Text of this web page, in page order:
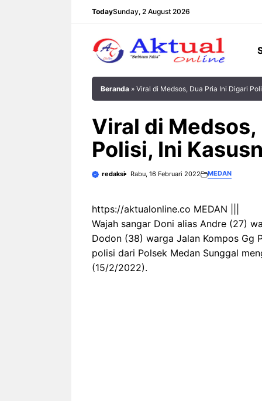
TodaySunday, 2 August 2026
Beranda » Viral di Medsos, Dua Pria Ini Digari
Viral di Medsos,
Polisi, Ini
redaksi Rabu, 16 Februari 2022 MEDAN
https://aktualonline.co MEDAN |||
Wajah sangar Doni alias Andre (27)
Dodon (38) warga Jalan Kompos Gg
polisi dari Polsek Medan Sunggal
(15/2/2022).